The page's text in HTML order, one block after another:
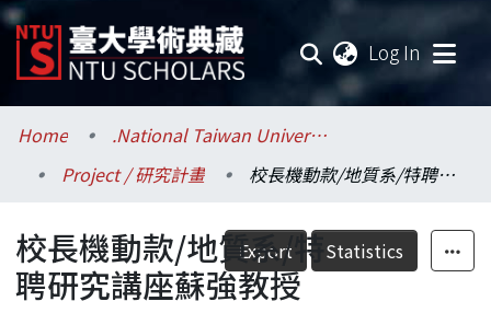
Log In
Communities & Collections
Research Outputs
Fundings & Projects
Researchers
Home
.National Taiwan University / 國立臺灣大學
Project / 研究計畫
校長機動款/地質系/特聘研究講座蘇強教授
Export Statistics
校長機動款/地質系/特
聘研究講座蘇強教授